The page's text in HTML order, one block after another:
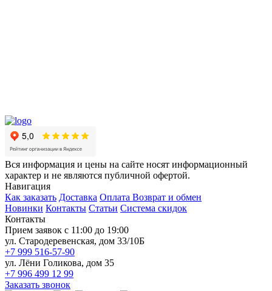
Вся информация и цены на сайте носят информационный
характер и не являются публичной офертой.
Навигация
Как заказать Доставка Оплата Возврат и обмен
Новинки Контакты Статьи Система скидок
Контакты
Прием заявок с 11:00 до 19:00
ул. Стародеревенская, дом 33/10Б
+7 999 516-57-90
ул. Лёни Голикова, дом 35
+7 996 499 12 99
Заказать звонок